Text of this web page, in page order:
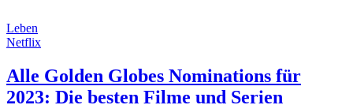
Leben
Netflix
Alle Golden Globes Nominations für
2023: Die besten Filme und Serien